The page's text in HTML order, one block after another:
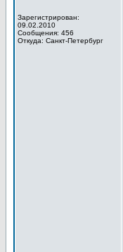
Зарегистрирован:
09.02.2010
Сообщения: 456
Откуда: Санкт-Петербург